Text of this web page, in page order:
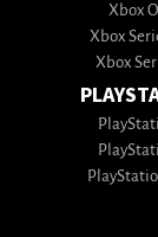
Xbox
Xbox
Xbox